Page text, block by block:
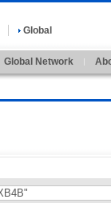
Global
Global Network